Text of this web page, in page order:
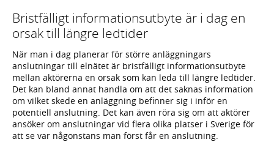
Bristfälligt informationsutbyte är i dag en
orsak till längre ledtider
När man i dag planerar för större anläggningars
anslutningar till elnätet är bristfälligt informationsutbyte
mellan aktörerna en orsak som kan leda till längre ledtider.
Det kan bland annat handla om att det saknas information
om vilket skede en anläggning befinner sig i inför en
potentiell anslutning. Det kan även röra sig om att aktörer
ansöker om anslutningar vid flera olika platser i Sverige för
att se var någonstans man först får en anslutning.